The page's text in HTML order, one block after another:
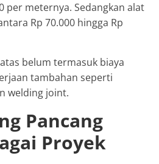
per meternya. Sedangkan alat
Rp 70.000 hingga Rp
belum termasuk biaya
tambahan seperti
welding joint.
Pancang
Proyek